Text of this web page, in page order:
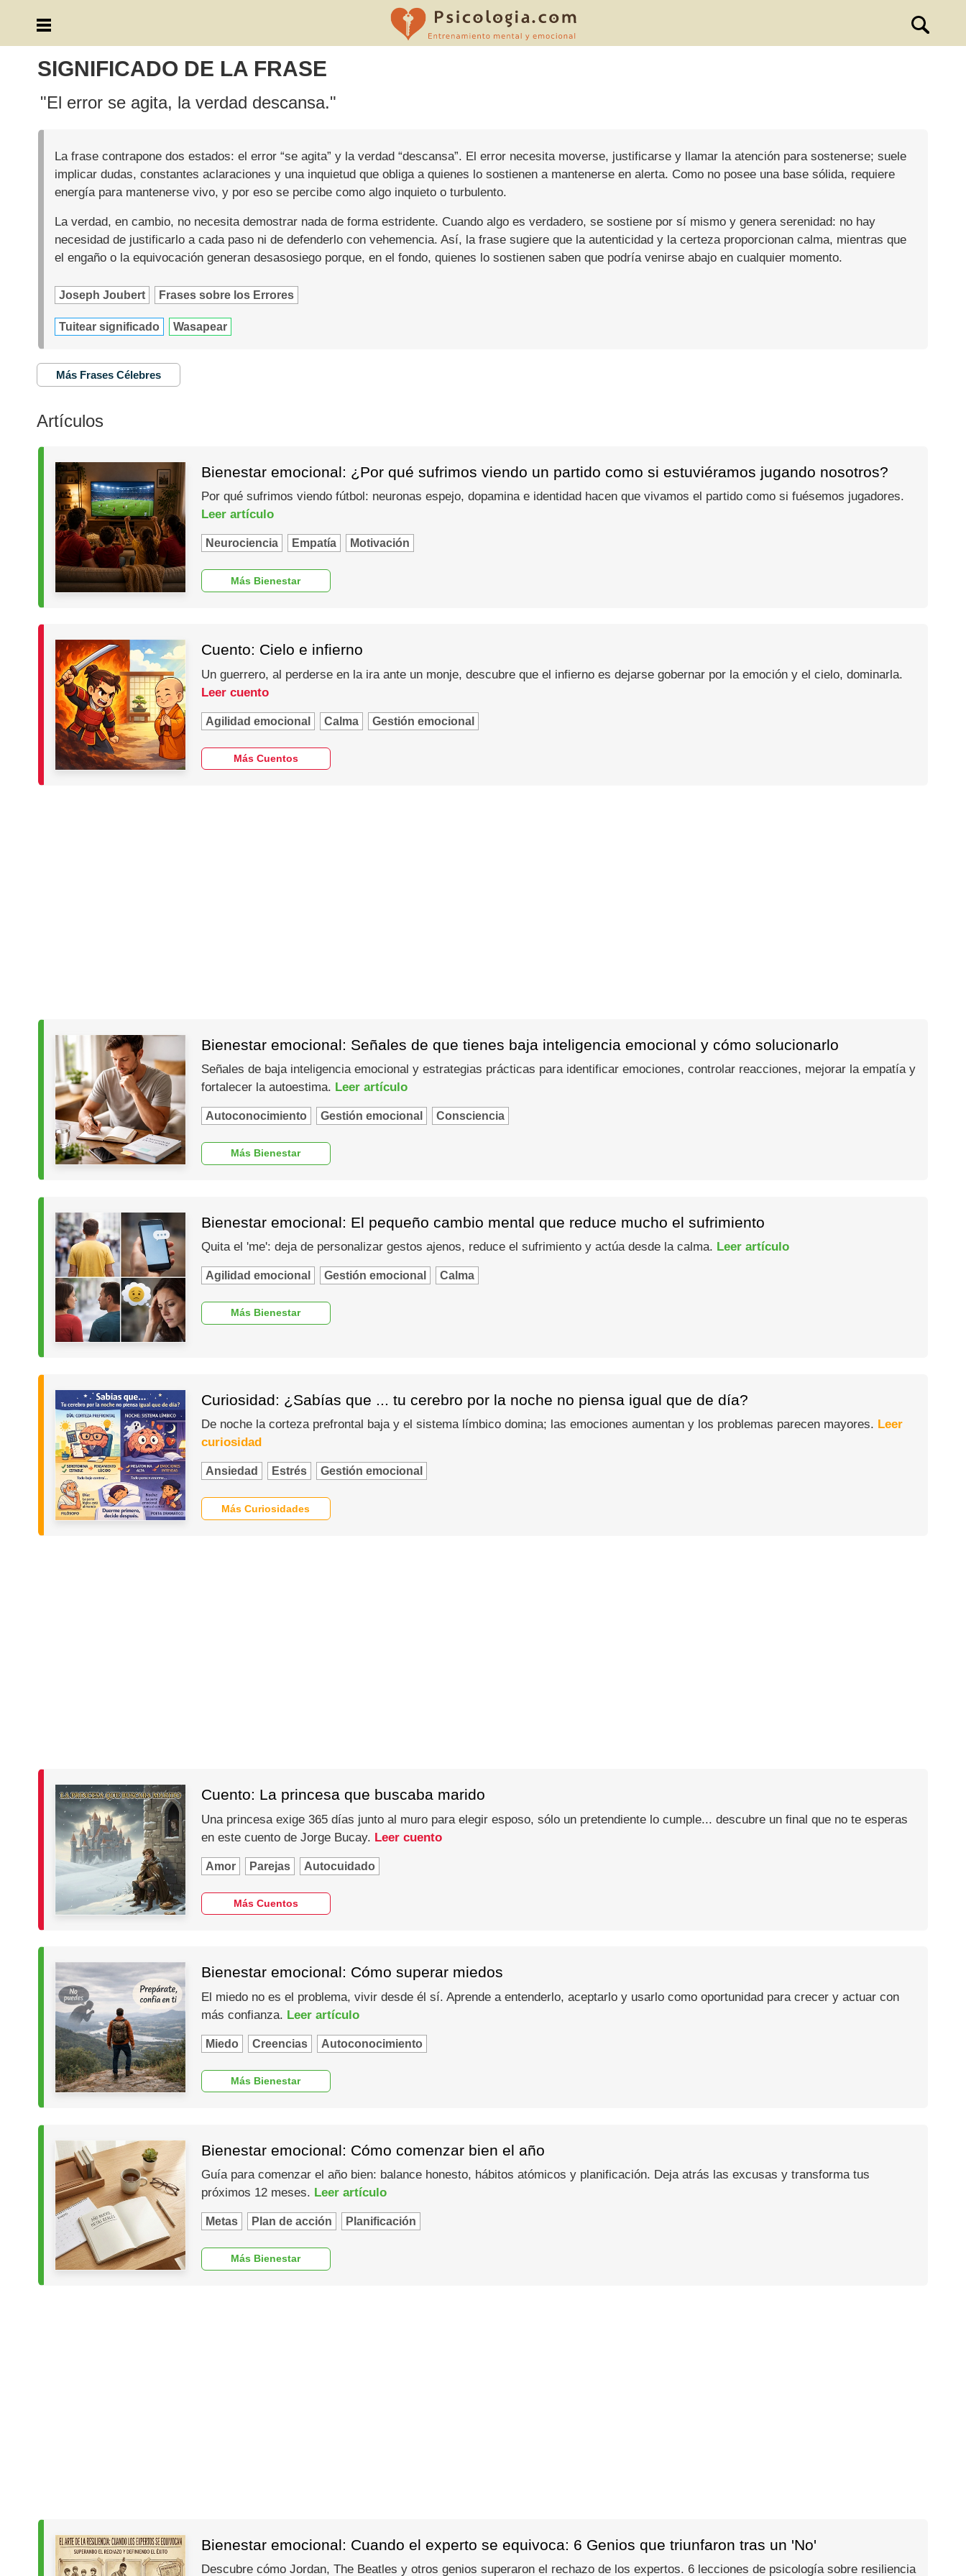
SIGNIFICADO DE LA FRASE
"El error se agita, la verdad descansa."
La frase contrapone dos estados: el error “se agita” y la verdad “descansa”. El error necesita moverse, justificarse y llamar la atención para sostenerse; suele
implicar dudas, constantes aclaraciones y una inquietud que obliga a quienes lo sostienen a mantenerse en alerta. Como no posee una base sólida, requiere
energía para mantenerse vivo, y por eso se percibe como algo inquieto o turbulento.
La verdad, en cambio, no necesita demostrar nada de forma estridente. Cuando algo es verdadero, se sostiene por sí mismo y genera serenidad: no hay
necesidad de justificarlo a cada paso ni de defenderlo con vehemencia. Así, la frase sugiere que la autenticidad y la certeza proporcionan calma, mientras que
el engaño o la equivocación generan desasosiego porque, en el fondo, quienes lo sostienen saben que podría venirse abajo en cualquier momento.
Joseph Joubert Frases sobre los Errores
Tuitear significado Wasapear
Más Frases Célebres
Artículos
Bienestar emocional: ¿Por qué sufrimos viendo un partido como si estuviéramos jugando nosotros?
Por qué sufrimos viendo fútbol: neuronas espejo, dopamina e identidad hacen que vivamos el partido como si fuésemos jugadores.
Leer artículo
Neurociencia Empatía Motivación
Más Bienestar
Cuento: Cielo e infierno
Un guerrero, al perderse en la ira ante un monje, descubre que el infierno es dejarse gobernar por la emoción y el cielo, dominarla.
Leer cuento
Agilidad emocional Calma Gestión emocional
Más Cuentos
Bienestar emocional: Señales de que tienes baja inteligencia emocional y cómo solucionarlo
Señales de baja inteligencia emocional y estrategias prácticas para identificar emociones, controlar reacciones, mejorar la empatía y
fortalecer la autoestima. Leer artículo
Autoconocimiento Gestión emocional Consciencia
Más Bienestar
Bienestar emocional: El pequeño cambio mental que reduce mucho el sufrimiento
Quita el 'me': deja de personalizar gestos ajenos, reduce el sufrimiento y actúa desde la calma. Leer artículo
Agilidad emocional Gestión emocional Calma
Más Bienestar
Curiosidad: ¿Sabías que ... tu cerebro por la noche no piensa igual que de día?
De noche la corteza prefrontal baja y el sistema límbico domina; las emociones aumentan y los problemas parecen mayores. Leer
curiosidad
Ansiedad Estrés Gestión emocional
Más Curiosidades
Cuento: La princesa que buscaba marido
Una princesa exige 365 días junto al muro para elegir esposo, sólo un pretendiente lo cumple... descubre un final que no te esperas
en este cuento de Jorge Bucay. Leer cuento
Amor Parejas Autocuidado
Más Cuentos
Bienestar emocional: Cómo superar miedos
El miedo no es el problema, vivir desde él sí. Aprende a entenderlo, aceptarlo y usarlo como oportunidad para crecer y actuar con
más confianza. Leer artículo
Miedo Creencias Autoconocimiento
Más Bienestar
Bienestar emocional: Cómo comenzar bien el año
Guía para comenzar el año bien: balance honesto, hábitos atómicos y planificación. Deja atrás las excusas y transforma tus
próximos 12 meses. Leer artículo
Metas Plan de acción Planificación
Más Bienestar
Bienestar emocional: Cuando el experto se equivoca: 6 Genios que triunfaron tras un 'No'
Descubre cómo Jordan, The Beatles y otros genios superaron el rechazo de los expertos. 6 lecciones de psicología sobre resiliencia